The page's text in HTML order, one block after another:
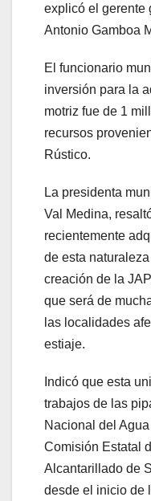
explicó el gerente
Antonio Gamboa
El funcionario
inversión para la
motriz fue de 1
recursos
Rústico.
La presidenta
Val Medina,
recientemente
de esta
creación de la
que será de
las localidades
estiaje.
Indicó que esta
trabajos de las
Nacional del
Comisión Estatal
Alcantarillado de
desde el inicio de